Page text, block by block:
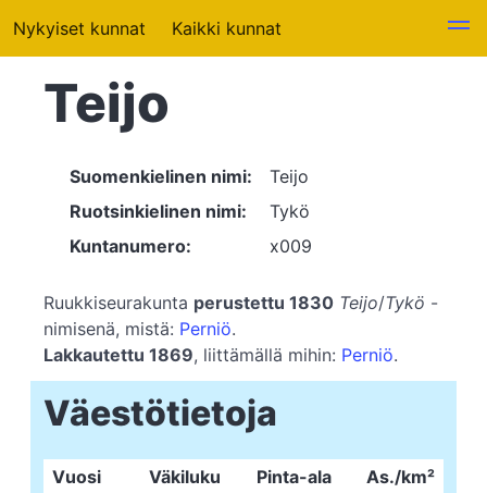
Nykyiset kunnat Kaikki kunnat
Teijo
Suomenkielinen nimi:
Teijo
Ruotsinkielinen nimi:
Tykö
Kuntanumero:
x009
Ruukkiseurakunta perustettu 1830 Teijo/Tykö -
nimisenä, mistä: Perniö.
Lakkautettu 1869, liittämällä mihin: Perniö.
Väestötietoja
Vuosi Väkiluku Pinta-ala
As./km²